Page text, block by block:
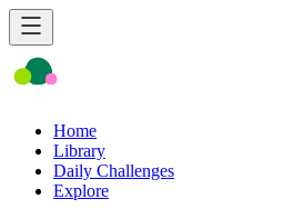
Home
Library
Daily Challenges
Explore